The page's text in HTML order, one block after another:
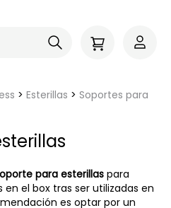
Esterillas
Soportes para
para esterillas para
el box tras ser utilizadas en
es optar por un